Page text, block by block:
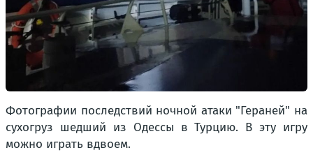
Фотографии последствий ночной атаки "Гераней" на
сухогруз шедший из Одессы в Турцию. В эту игру
можно играть вдвоем.